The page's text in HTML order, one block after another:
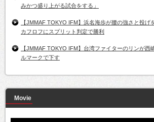
みかつ盛り上がる試合をする」
【JMMAF TOKYO IFM】浜名海歩が腰の強さと投げ
カフロフにスプリット判定で勝利
【JMMAF TOKYO IFM】台湾ファイターのリンが西
ルマークで下す
Movie